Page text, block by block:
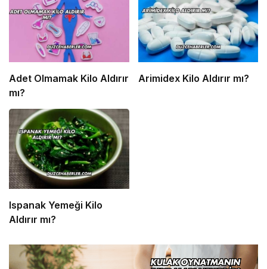
Adet Olmamak Kilo Aldırır
mı?
Arimidex Kilo Aldırır mı?
Ispanak Yemeği Kilo
Aldırır mı?